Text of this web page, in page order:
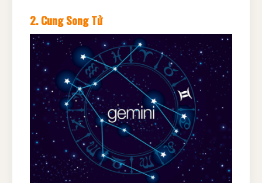
2. Cung Song Tử